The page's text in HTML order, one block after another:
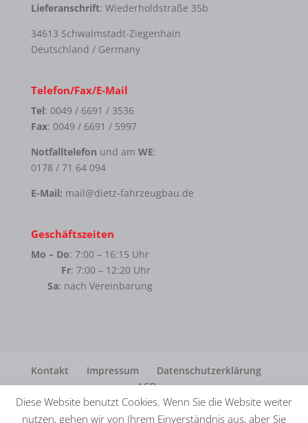
Lieferanschrift: Wiederholdstraße 35b
34613 Schwalmstadt-Ziegenhain
Deutschland / Germany
Telefon/Fax/E-Mail
Tel: 0049 / 6691 / 3536
Fax: 0049 / 6691 / 5997
Notfalltelefon und am WE:
0178 / 71 64 094
E-Mail: mail@dietz-fahrzeugbau.de
Geschäftszeiten
Mo – Do: 7:00 – 16:15 Uhr
Fr: 7:00 – 12:20 Uhr
Sa: nach Vereinbarung
Kontakt Impressum
Datenschutzerklärung
AGB
Diese Website benutzt Cookies. Wenn Sie die Website weiter
nutzen, gehen wir von Ihrem Einverständnis aus, aber Sie